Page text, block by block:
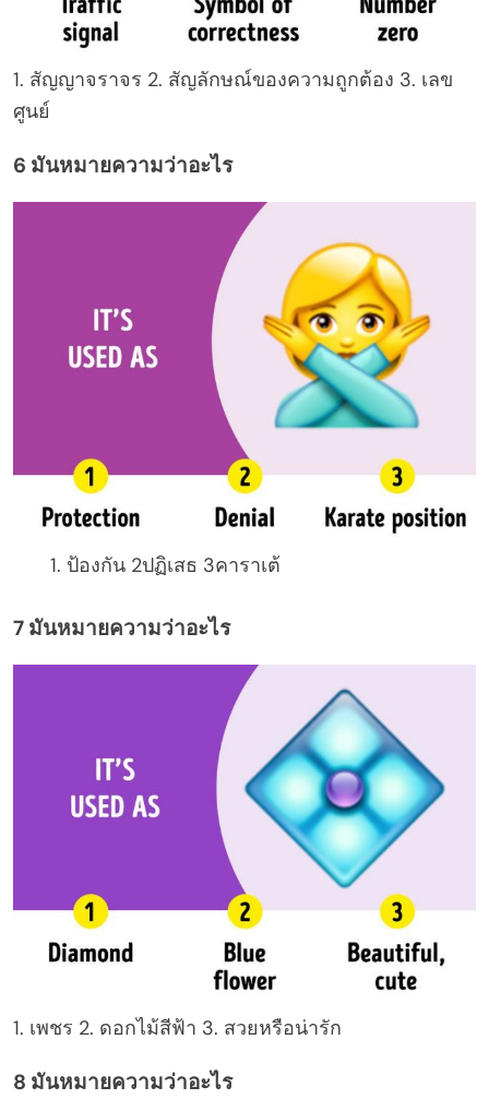
1. สัญญาจราจร 2. สัญลักษณ์ของความถูกต้อง 3. เลข
ศูนย์
6 มันหมายความว่าอะไร
ป้องกัน 2ปฏิเสธ 3คาราเต้
7 มันหมายความว่าอะไร
1. เพชร 2. ดอกไม้สีฟ้า 3. สวยหรือน่ารัก
8 มันหมายความว่าอะไร